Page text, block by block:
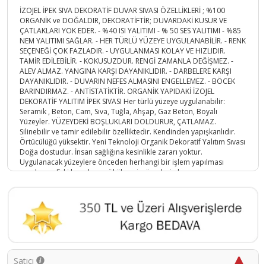
İZOJEL İPEK SIVA DEKORATİF DUVAR SIVASI ÖZELLİKLERİ ; %100
ORGANİK ve DOĞALDIR, DEKORATİFTİR; DUVARDAKİ KUSUR VE
ÇATLAKLARI YOK EDER. - %40 ISI YALITIMI - % 50 SES YALITIMI - %85
NEM YALITIMI SAĞLAR. - HER TÜRLÜ YÜZEYE UYGULANABİLİR. - RENK
SEÇENEĞİ ÇOK FAZLADIR. - UYGULANMASI KOLAY VE HIZLIDIR.
TAMİR EDİLEBİLİR. - KOKUSUZDUR. RENGİ ZAMANLA DEĞİŞMEZ. -
ALEV ALMAZ. YANGINA KARŞI DAYANIKLIDIR. - DARBELERE KARŞI
DAYANIKLIDIR. - DUVARIN NEFES ALMASINI ENGELLEMEZ. - BÖCEK
BARINDIRMAZ. - ANTİSTATİKTİR. ORGANİK YAPIDAKİ İZOJEL
DEKORATİF YALITIM İPEK SIVASI Her türlü yüzeye uygulanabilir:
Seramik , Beton, Cam, Sıva, Tuğla, Ahşap, Gaz Beton, Boyalı
Yüzeyler. YÜZEYDEKİ BOŞLUKLARI DOLDURUR, ÇATLAMAZ.
Silinebilir ve tamir edilebilir özelliktedir. Kendinden yapışkanlıdır.
Örtücülüğü yüksektir. Yeni Teknoloji Organik Dekoratif Yalıtım Sıvası
Doğa dostudur. İnsan sağlığına kesinlikle zararı yoktur.
Uygulanacak yüzeylere önceden herhangi bir işlem yapılması
gerekmez. Eski boyaların sökülmesi, yüzeylerin kazınması, macun
yoktur. Her sıcaklıkta uygulama yapılabilir. Sarfiyat: Yüzeye tek kat
uygulama yapılması yeterlidir. Ürünün yüzeye uygulama kalınlığı 1,6
mm ile 2 mm arasında olmalıdır. Depolama: Oda sıcaklığı
depolama için uygundur. Özel bir ortamda depolama gerektirmez.
İZOJEL İPEK SIVA DEKORATİF DUVAR SIVASI NASIL HAZIRLANIR? BİR
KABIN İÇERİSİNE 5 LT SU KONULUR. 1 PAKET ÜRÜN SUYUN İÇERİSİNE
Satıcı